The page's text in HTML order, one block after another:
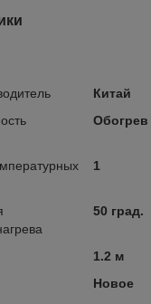
Китай
Обогрев
1
50 град.
1.2 м
Новое